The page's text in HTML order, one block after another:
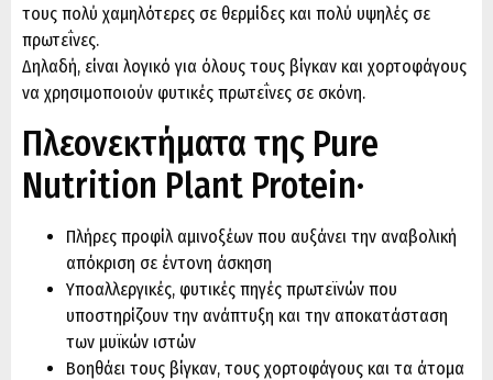
τους πολύ χαμηλότερες σε θερμίδες και πολύ υψηλές σε
πρωτεΐνες.
Δηλαδή, είναι λογικό για όλους τους βίγκαν και χορτοφάγους
να χρησιμοποιούν φυτικές πρωτεΐνες σε σκόνη.
Πλεονεκτήματα της Pure
Nutrition Plant Protein·
Πλήρες προφίλ αμινοξέων που αυξάνει την αναβολική
απόκριση σε έντονη άσκηση
Υποαλλεργικές, φυτικές πηγές πρωτεϊνών που
υποστηρίζουν την ανάπτυξη και την αποκατάσταση
των μυϊκών ιστών
Βοηθάει τους βίγκαν, τους χορτοφάγους και τα άτομα